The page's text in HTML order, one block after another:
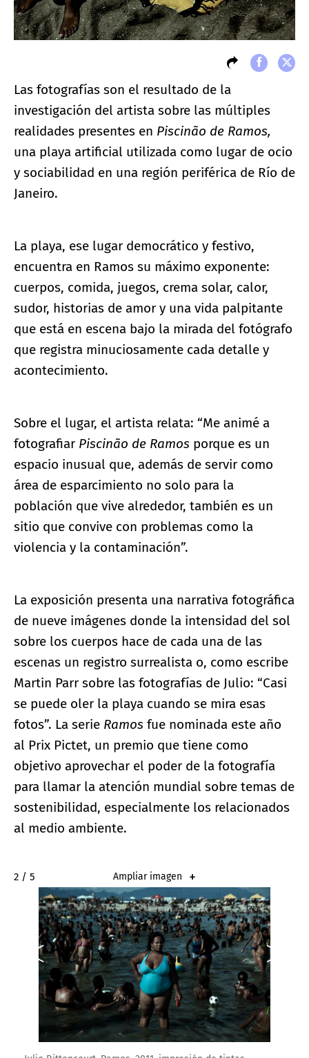
Las fotografías son el resultado de la
investigación del artista sobre las múltiples
realidades presentes en Piscinão de Ramos,
una playa artificial utilizada como lugar de ocio
y sociabilidad en una región periférica de Río de
Janeiro.
La playa, ese lugar democrático y festivo,
encuentra en Ramos su máximo exponente:
cuerpos, comida, juegos, crema solar, calor,
sudor, historias de amor y una vida palpitante
que está en escena bajo la mirada del fotógrafo
que registra minuciosamente cada detalle y
acontecimiento.
Sobre el lugar, el artista relata: “Me animé a
fotografiar Piscinão de Ramos porque es un
espacio inusual que, además de servir como
área de esparcimiento no solo para la
población que vive alrededor, también es un
sitio que convive con problemas como la
violencia y la contaminación”.
La exposición presenta una narrativa fotográfica
de nueve imágenes donde la intensidad del sol
sobre los cuerpos hace de cada una de las
escenas un registro surrealista o, como escribe
Martin Parr sobre las fotografías de Julio: “Casi
se puede oler la playa cuando se mira esas
fotos”. La serie Ramos fue nominada este año
al Prix Pictet, un premio que tiene como
objetivo aprovechar el poder de la fotografía
para llamar la atención mundial sobre temas de
sostenibilidad, especialmente los relacionados
al medio ambiente.
2 / 5 Ampliar imagen